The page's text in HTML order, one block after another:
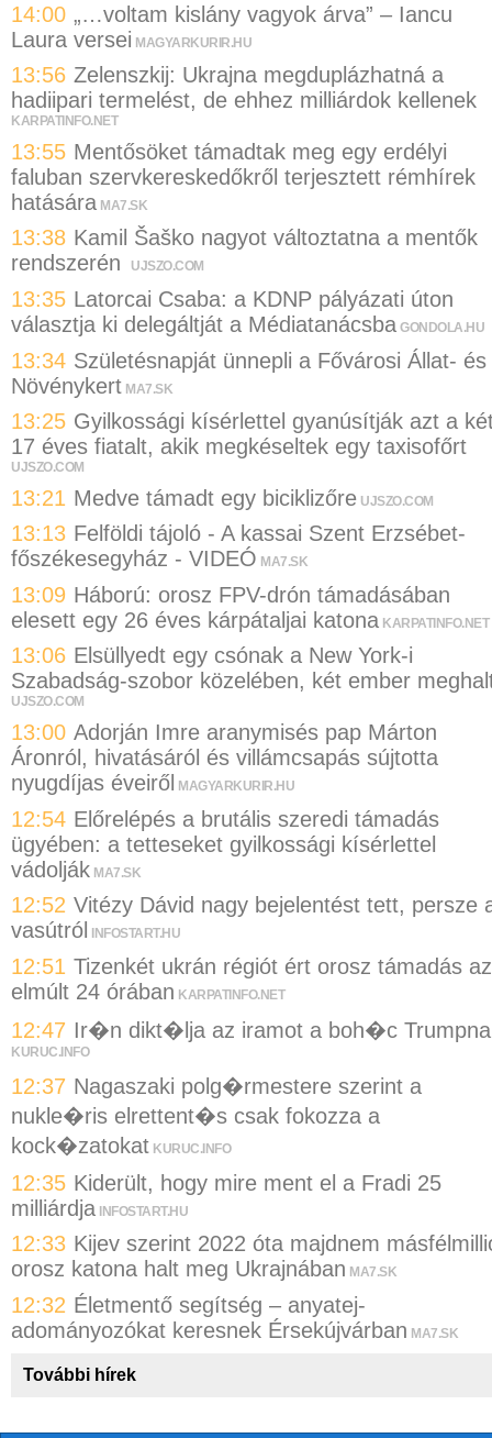
14:00 „…voltam kislány vagyok árva” – Iancu
Laura versei MAGYARKURIR.HU
13:56 Zelenszkij: Ukrajna megduplázhatná a
hadiipari termelést, de ehhez milliárdok kellenek
KARPATINFO.NET
13:55 Mentősöket támadtak meg egy erdélyi
faluban szervkereskedőkről terjesztett rémhírek
hatására MA7.SK
13:38 Kamil Šaško nagyot változtatna a mentők
rendszerén
UJSZO.COM
13:35 Latorcai Csaba: a KDNP pályázati úton
választja ki delegáltját a Médiatanácsba GONDOLA.HU
13:34 Születésnapját ünnepli a Fővárosi Állat- és
Növénykert MA7.SK
13:25 Gyilkossági kísérlettel gyanúsítják azt a
17 éves fiatalt, akik megkéseltek egy taxisofőrt
UJSZO.COM
13:21 Medve támadt egy biciklizőre UJSZO.COM
13:13 Felföldi tájoló - A kassai Szent Erzsébet-
főszékesegyház - VIDEÓ MA7.SK
13:09 Háború: orosz FPV-drón támadásában
elesett egy 26 éves kárpátaljai katona KARPATINFO.NET
13:06 Elsüllyedt egy csónak a New York-i
Szabadság-szobor közelében, két ember
UJSZO.COM
13:00 Adorján Imre aranymisés pap Márton
Áronról, hivatásáról és villámcsapás sújtotta
nyugdíjas éveiről
MAGYARKURIR.HU
12:54 Előrelépés a brutális szeredi támadás
ügyében: a tetteseket gyilkossági kísérlettel
vádolják MA7.SK
12:52 Vitézy Dávid nagy bejelentést tett, persze
vasútról
INFOSTART.HU
12:51 Tizenkét ukrán régiót ért orosz támadás az
elmúlt 24 órában KARPATINFO.NET
12:47 Ir�n dikt�lja az iramot a boh�c
KURUC.INFO
12:37 Nagaszaki polg�rmestere szerint a
nukle�ris elrettent�s csak fokozza a
kock�zatokat KURUC.INFO
12:35 Kiderült, hogy mire ment el a Fradi 25
milliárdja INFOSTART.HU
12:33 Kijev szerint 2022 óta majdnem
orosz katona halt meg Ukrajnában MA7.SK
12:32 Életmentő segítség – anyatej-
adományozókat keresnek Érsekújvárban MA7.SK
További hírek